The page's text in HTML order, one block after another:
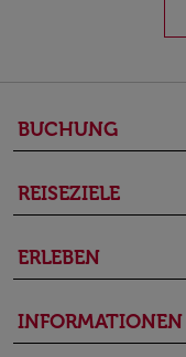
BUCHUNG
REISEZIELE
ERLEBEN
INFORMATIONEN